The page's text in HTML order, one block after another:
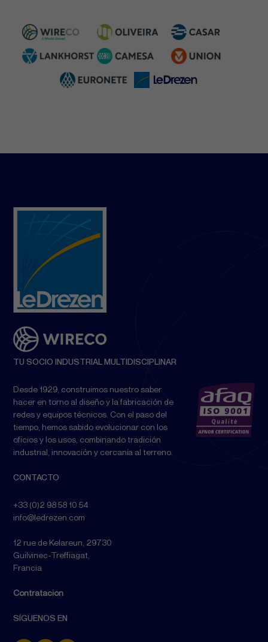
TU SOCIO INDUSTRIAL MULTIDISCIPLINAR
Desde 1929, construimos nuestro saber
hacer en torno al diseño y la fabricación de
redes y equipos técnicos. Con el paso del
tiempo, hemos sabido evolucionar con los
oficios y los usos, combinando tradición
industrial, innovación y cercanía al terreno.
CONTACTO
+33 (0)2 98 58 10 54
info@ledrezen.com
12 rue de Kelareun, 29730
Guilvinec-Treffiagat,
Francia
Contratación
SÍGUENOS EN